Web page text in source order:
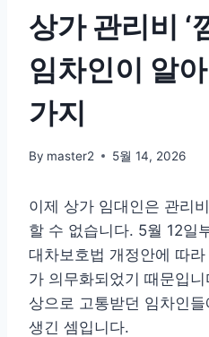
상가 관리비 ‘
임차인이 알
가지
By master2 5월 14, 2026
이제 상가 임대인은 관리
할 수 없습니다. 5월 12일
대차보호법 개정안에 따
가 의무화되었기 때문입
상으로 고통받던 임차인
생긴 셈입니다.